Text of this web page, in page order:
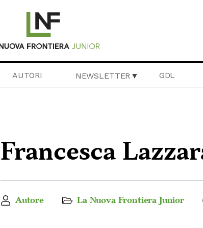
AUTORI NEWSLETTER GDL
Francesca
Autore La Nuova Frontiera Junior